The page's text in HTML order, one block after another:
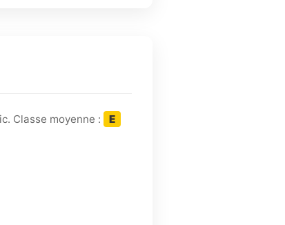
Classe moyenne : E